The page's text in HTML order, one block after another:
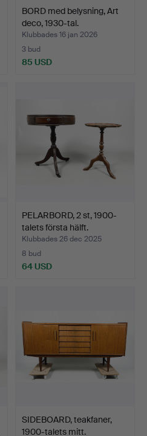
BORD med belysning, Art
deco, 1930-tal.
Klubbades 16 jan 2026
3 bud
85 USD
PELARBORD, 2 st, 1900-
talets första hälft.
Klubbades 26 dec 2025
8 bud
64 USD
SIDEBOARD, teakfaner,
1900-talets mitt.